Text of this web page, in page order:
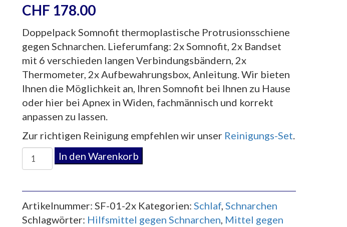
CHF 178.00
Doppelpack Somnofit thermoplastische Protrusionsschiene
gegen Schnarchen. Lieferumfang: 2x Somnofit, 2x Bandset
mit 6 verschieden langen Verbindungsbändern, 2x
Thermometer, 2x Aufbewahrungsbox, Anleitung. Wir bieten
Ihnen die Möglichkeit an, Ihren Somnofit bei Ihnen zu Hause
oder hier bei Apnex in Widen, fachmännisch und korrekt
anpassen zu lassen.
Zur richtigen Reinigung empfehlen wir unserReinigungs-Set.
Anti-
Schnarchschiene
Menge
In den Warenkorb
Artikelnummer: SF-01-2x Kategorien: Schlaf, Schnarchen
Schlagwörter: Hilfsmittel gegen Schnarchen, Mittel gegen